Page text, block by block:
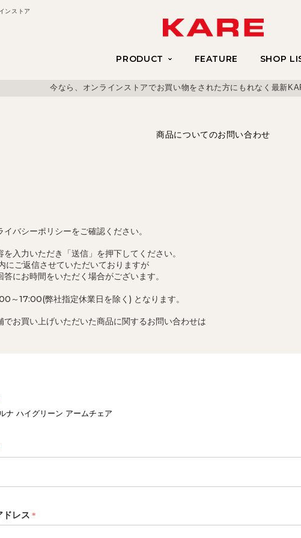
ンストア
PRODUCT FEATURE SHOP
今なら、オンラインストアでお買い物をされた方にもれなく最新
商品についてのお問い合わせ
バシーポリシーをご確認ください。
入力いただき「送信」を押下してください。
にご返信させていただいておりますが
にお時間をいただく場合がございます。
～17:00(弊社指定休業日を除く) となります。
お買い上げいただいた商品に関するお問い合わせは
ナ ハイグリーン アームチェア
ドレス